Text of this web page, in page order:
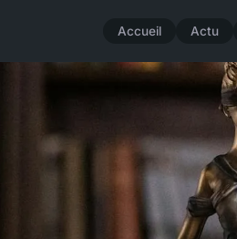
Accueil Actu